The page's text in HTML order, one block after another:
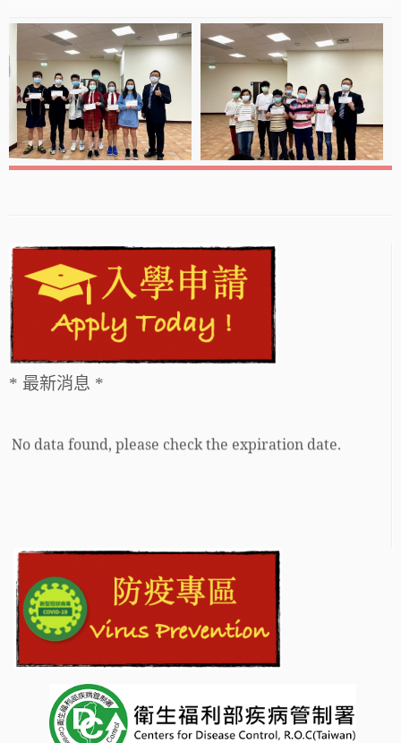
* 最新消息 *
No data found, please check the expiration date.